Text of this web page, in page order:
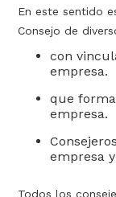
En este sentido
Consejo de
con
empresa.
que
empresa.
empresa
Todos los